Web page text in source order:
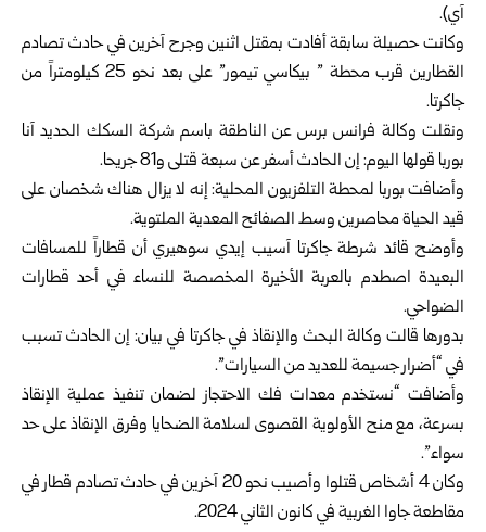
آي).
وكانت حصيلة سابقة أفادت بمقتل اثنين وجرح آخرين في حادث تصادم
القطارين قرب محطة ” بيكاسي تيمور” على بعد نحو 25 كيلومتراً من
جاكرتا.
ونقلت وكالة فرانس برس عن الناطقة باسم شركة السكك الحديد آنا
بوربا قولها اليوم: إن الحادث أسفر عن سبعة قتلى و81 جريحا.
وأضافت بوربا لمحطة التلفزيون المحلية: إنه لا يزال هناك شخصان على
قيد الحياة محاصرين وسط الصفائح المعدية الملتوية.
وأوضح قائد شرطة جاكرتا آسيب إيدي سوهيري أن قطاراً للمسافات
البعيدة اصطدم بالعربة الأخيرة المخصصة للنساء في أحد قطارات
الضواحي.
بدورها قالت وكالة البحث والإنقاذ في جاكرتا في بيان: إن الحادث تسبب
في “أضرار جسيمة للعديد من السيارات”.
وأضافت “نستخدم معدات فك الاحتجاز لضمان تنفيذ عملية الإنقاذ
بسرعة، مع منح الأولوية القصوى لسلامة الضحايا وفرق الإنقاذ على حد
سواء”.
وكان 4 أشخاص قتلوا وأصيب نحو 20 آخرين في حادث تصادم قطار في
مقاطعة جاوا الغربية في كانون الثاني 2024.